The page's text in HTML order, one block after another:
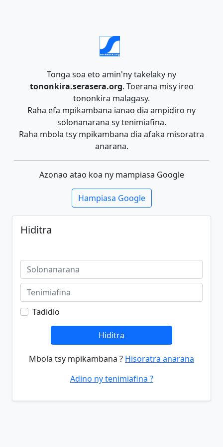
Tonga soa eto amin'ny takelaky ny
tononkira.serasera.org. Toerana misy ireo
tononkira malagasy.
Raha efa mpikambana ianao dia ampidiro ny
solonanarana sy tenimiafina.
Raha mbola tsy mpikambana dia afaka misoratra
anarana.
Azonao atao koa ny mampiasa Google
Hampiasa Google
Hiditra
Tadidio
Hiditra
Mbola tsy mpikambana ? Hisoratra anarana
Adino ny tenimiafina ?